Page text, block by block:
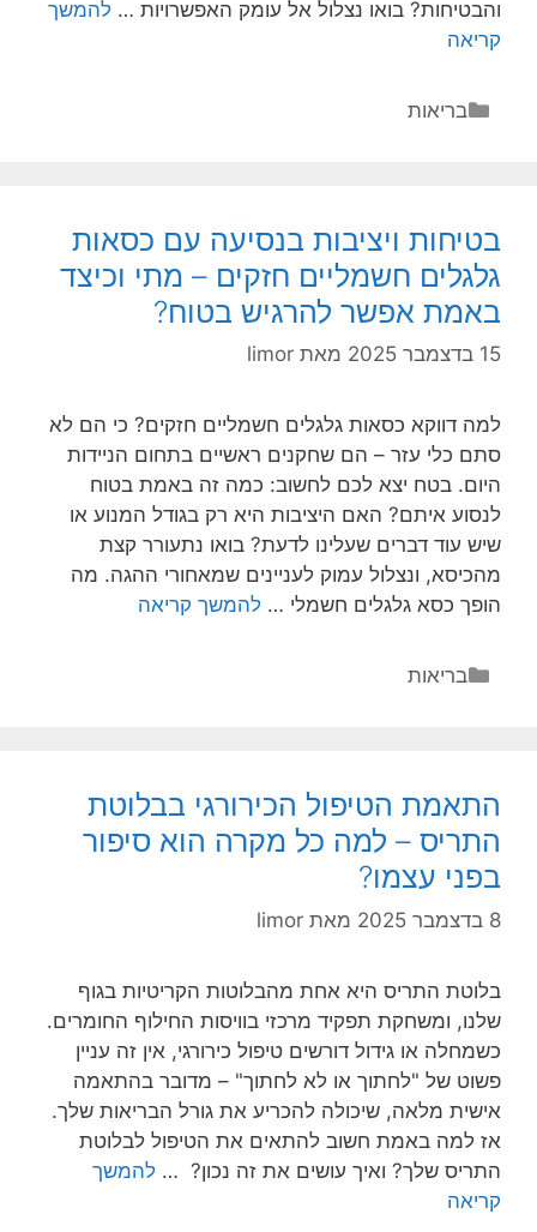
והבטיחות? בואו נצלול אל עומק האפשרויות … להמשך
קריאה
גלגלים
חשמליים
ברכב
כל
של
ניידות
בלי
עכבות
קטגוריות
בריאות
בטיחות ויציבות בנסיעה עם כסאות
גלגלים חשמליים חזקים – מתי וכיצד
באמת אפשר להרגיש בטוח?
15 בדצמבר 2025 מאת limor
למה דווקא כסאות גלגלים חשמליים חזקים? כי הם לא
סתם כלי עזר – הם שחקנים ראשיים בתחום הניידות
היום. בטח יצא לכם לחשוב: כמה זה באמת בטוח
לנסוע איתם? האם היציבות היא רק בגודל המנוע או
שיש עוד דברים שעלינו לדעת? בואו נתעורר קצת
מהכיסא, ונצלול עמוק לעניינים שמאחורי ההגה. מה
הופך כסא גלגלים חשמלי … להמשך קריאה
חזקים
–
להרגיש
בטוח?
קטגוריות
בריאות
התאמת הטיפול הכירורגי בבלוטת
התריס – למה כל מקרה הוא סיפור
בפני עצמו?
8 בדצמבר 2025 מאת limor
בלוטת התריס היא אחת מהבלוטות הקריטיות בגוף
שלנו, ומשחקת תפקיד מרכזי בוויסות החילוף החומרים.
כשמחלה או גידול דורשים טיפול כירורגי, אין זה עניין
פשוט של "לחתוך או לא לחתוך" – מדובר בהתאמה
אישית מלאה, שיכולה להכריע את גורל הבריאות שלך.
אז למה באמת חשוב להתאים את הטיפול לבלוטת
התריס שלך? ואיך עושים את זה נכון? … להמשך
קריאה